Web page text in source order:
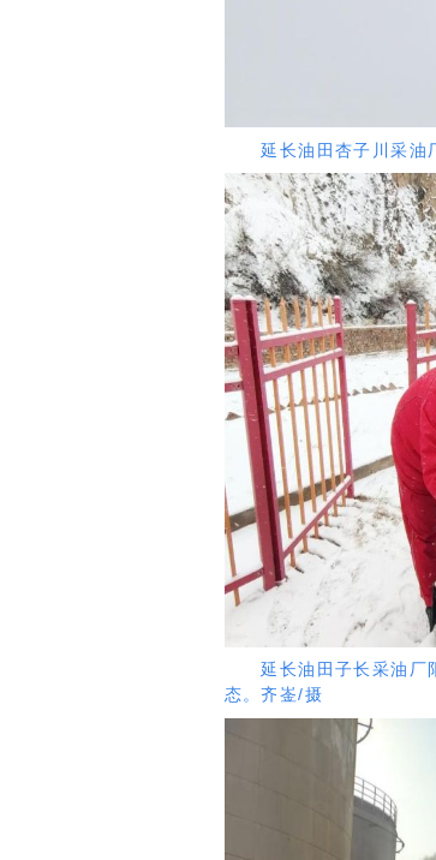
延长油田杏子川采油厂
延长油田子长采油厂阳
态。齐崟/摄